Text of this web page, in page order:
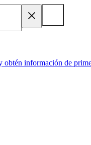
obtén información de